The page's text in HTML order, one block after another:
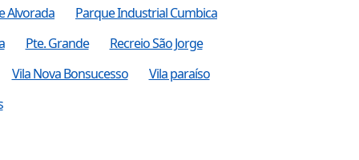
Alvorada
Parque Industrial Cumbica
Pte. Grande
Recreio São Jorge
Vila Nova Bonsucesso
Vila paraíso